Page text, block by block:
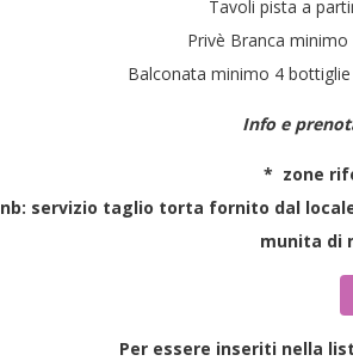
Tavoli pista a
Privè Branca
Balconata minimo 4
Info e
* zone
nb: servizio taglio torta fornito dal
munita di
Per essere inseriti nella